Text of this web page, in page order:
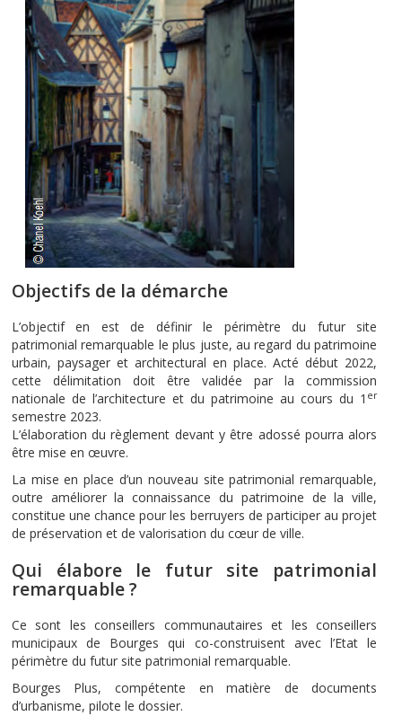
Objectifs de la démarche
L’objectif en est de définir le périmètre du futur site
patrimonial remarquable le plus juste, au regard du patrimoine
urbain, paysager et architectural en place. Acté début 2022,
cette délimitation doit être validée par la commission
nationale de l’architecture et du patrimoine au cours du 1 er
semestre 2023.
L’élaboration du règlement devant y être adossé pourra alors
être mise en œuvre.
La mise en place d’un nouveau site patrimonial remarquable,
outre améliorer la connaissance du patrimoine de la ville,
constitue une chance pour les berruyers de participer au projet
de préservation et de valorisation du cœur de ville.
Qui élabore le futur site patrimonial
remarquable ?
Ce sont les conseillers communautaires et les conseillers
municipaux de Bourges qui co-construisent avec l’Etat le
périmètre du futur site patrimonial remarquable.
Bourges Plus, compétente en matière de documents
d’urbanisme, pilote le dossier.